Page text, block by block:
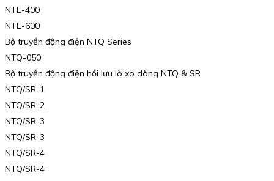
NTE-400
NTE-600
Bộ truyền động điện NTQ Series
NTQ-050
Bộ truyền động điện hồi lưu lò xo dòng NTQ & SR
NTQ/SR-1
NTQ/SR-2
NTQ/SR-3
NTQ/SR-3
NTQ/SR-4
NTQ/SR-4